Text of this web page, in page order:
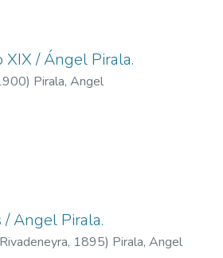
/ Ángel Pirala.
) Pirala, Angel
Angel Pirala.
1895) Pirala, Angel